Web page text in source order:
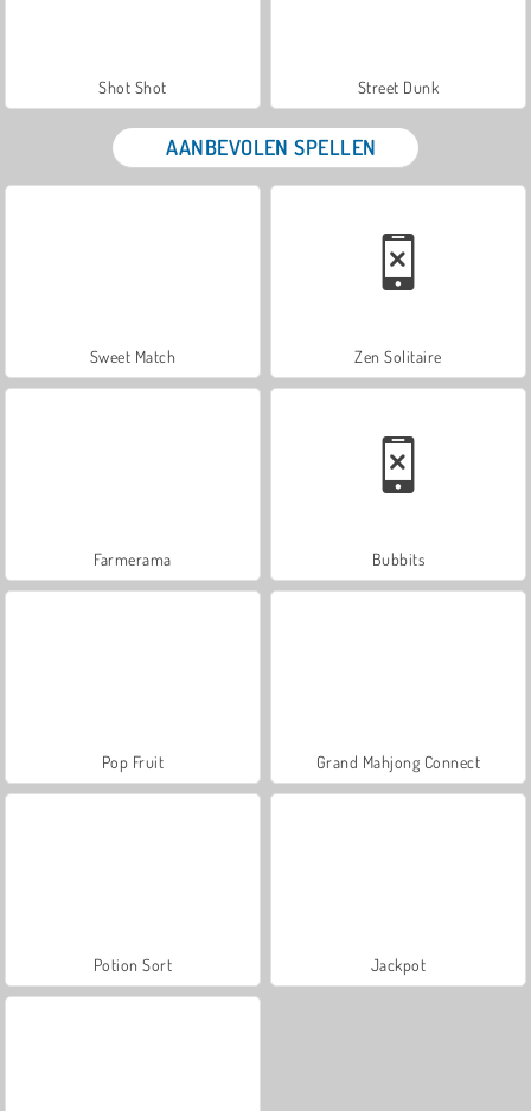
Shot Shot Street Dunk
AANBEVOLEN SPELLEN
Sweet Match Zen Solitaire
Farmerama Bubbits
Pop Fruit Grand Mahjong Connect
Potion Sort Jackpot